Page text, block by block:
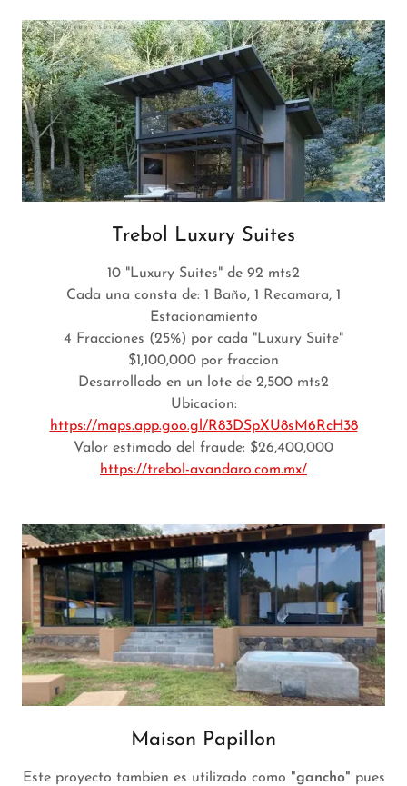
Trebol Luxury Suites
10 "Luxury Suites" de 92 mts2
Cada una consta de: 1 Baño, 1 Recamara, 1
Estacionamiento
4 Fracciones (25%) por cada "Luxury Suite"
$1,100,000 por fraccion
Desarrollado en un lote de 2,500 mts2
Ubicacion:
https://maps.app.goo.gl/R83DSpXU8sM6RcH38
Valor estimado del fraude: $26,400,000
https://trebol-avandaro.com.mx/
Maison Papillon
Este proyecto tambien es utilizado como "gancho" pues